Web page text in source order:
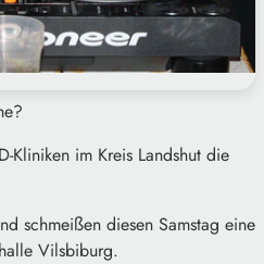
Kliniken im Kreis Landshut die
schmeißen diesen Samstag eine
Vilsbiburg.